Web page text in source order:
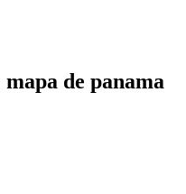
mapa de panama